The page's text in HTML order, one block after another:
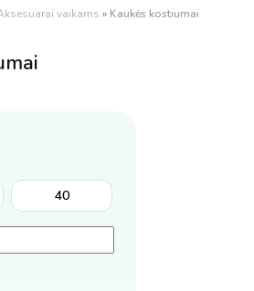
vaikams » Kaukės kostiumai